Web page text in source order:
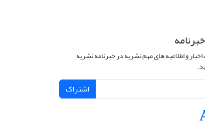
و اطلاعیه های مهم نشریه در خبرنامه نشریه
اشتراک